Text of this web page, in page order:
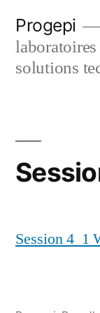
content
Progepi
laboratoires
solutions
Session 4_1